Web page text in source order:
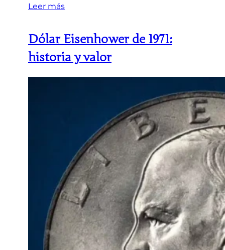
Leer más
Dólar Eisenhower de 1971:
historia y valor